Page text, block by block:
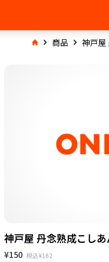
商品 神戸屋
神戸屋 丹念熟成こしあ
¥150 税込¥162